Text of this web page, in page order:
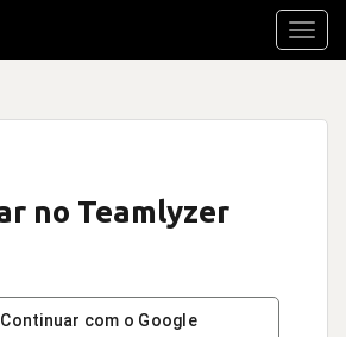
no Teamlyzer
Continuar com o Google